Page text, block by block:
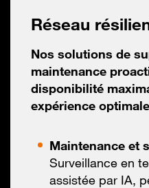
Réseau
Nos solutions de
maintenance
disponibilité
expérience
Maintenance et
Surveillance en
assistée par IA,